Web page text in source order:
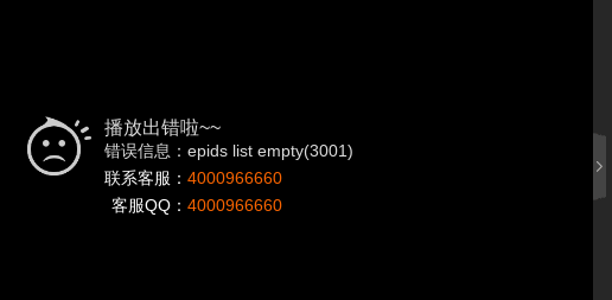
播放出错啦~~
错误信息：epids list empty(3001)
联系客服： 4000966660
客服QQ： 4000966660